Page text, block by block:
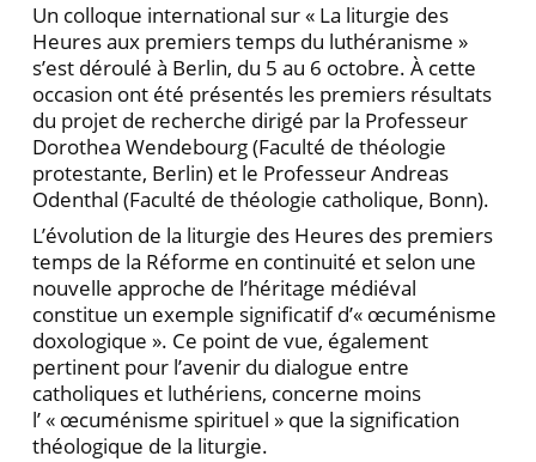
Un colloque international sur « La liturgie des
Heures aux premiers temps du luthéranisme »
s’est déroulé à Berlin, du 5 au 6 octobre. À cette
occasion ont été présentés les premiers résultats
du projet de recherche dirigé par la Professeur
Dorothea Wendebourg (Faculté de théologie
protestante, Berlin) et le Professeur Andreas
Odenthal (Faculté de théologie catholique, Bonn).
L’évolution de la liturgie des Heures des premiers
temps de la Réforme en continuité et selon une
nouvelle approche de l’héritage médiéval
constitue un exemple significatif d’« œcuménisme
doxologique ». Ce point de vue, également
pertinent pour l’avenir du dialogue entre
catholiques et luthériens, concerne moins
l’ « œcuménisme spirituel » que la signification
théologique de la liturgie.